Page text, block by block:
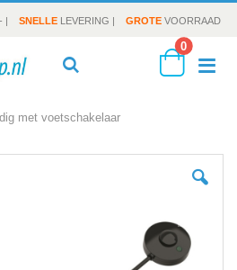
| SNELLE LEVERING | GROTE VOORRAAD
Cart
0
met voetschakelaar